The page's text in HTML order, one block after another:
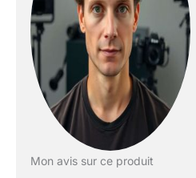
Mon avis sur ce produit